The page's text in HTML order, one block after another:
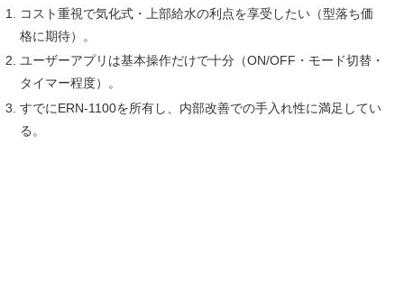
コスト重視で気化式・上部給水の利点を享受したい（型落ち価
格に期待）。
ユーザーアプリは基本操作だけで十分（ON/OFF・モード切替・
タイマー程度）。
すでにERN-1100を所有し、内部改善での手入れ性に満足してい
る。